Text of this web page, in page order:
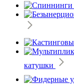
катушки